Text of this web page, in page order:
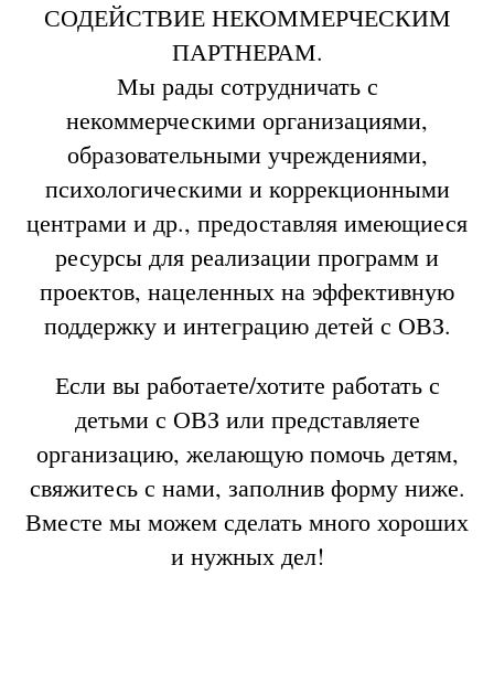
СОДЕЙСТВИЕ НЕКОММЕРЧЕСКИМ
ПАРТНЕРАМ.
Мы рады сотрудничать с
некоммерческими организациями,
образовательными учреждениями,
психологическими и коррекционными
центрами и др., предоставляя имеющиеся
ресурсы для реализации программ и
проектов, нацеленных на эффективную
поддержку и интеграцию детей с ОВЗ.
Если вы работаете/хотите работать с
детьми с ОВЗ или представляете
организацию, желающую помочь детям,
свяжитесь с нами, заполнив форму ниже.
Вместе мы можем сделать много хороших
и нужных дел!